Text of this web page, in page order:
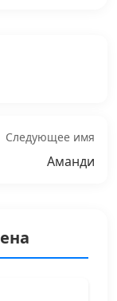
Следующее имя
Аманди